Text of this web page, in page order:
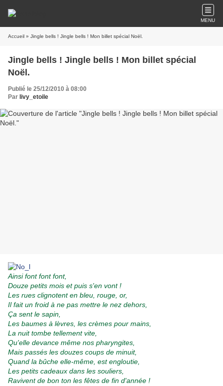
MENU
Accueil » Jingle bells ! Jingle bells ! Mon billet spécial Noël.
Jingle bells ! Jingle bells ! Mon billet spécial
Noël.
Publié le 25/12/2010 à 08:00
Par livy_etoile
Ainsi font font font,
Douze petits mois et puis s'en vont !
Les rues clignotent en bleu, rouge, or,
Il fait un froid à ne pas mettre le nez dehors,
Ça sent le sapin,
Les baumes à lèvres, les crèmes pour mains,
La nuit tombe tellement vite,
Qu'elle devance même nos pharyngites,
Mais passés les douzes coups de minuit,
Quand la bûche elle-même, est engloutie,
Les petits cadeaux dans les souliers,
Ravivent de bon ton les fêtes de fin d'année !